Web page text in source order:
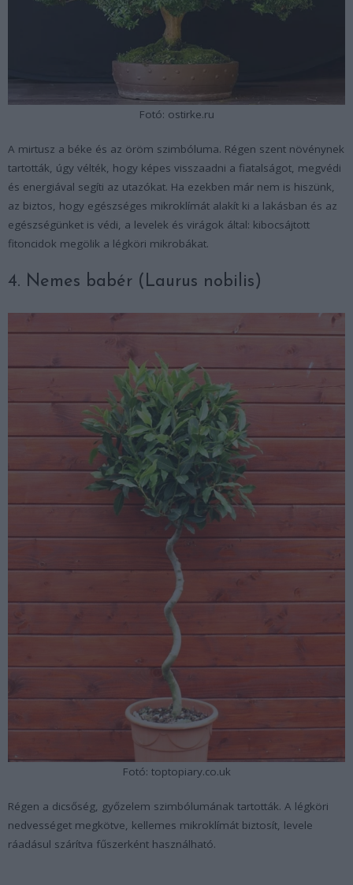
Fotó: ostirke.ru
A mirtusz a béke és az öröm szimbóluma. Régen szent növénynek
tartották, úgy vélték, hogy képes visszaadni a fiatalságot, megvédi
és energiával segíti az utazókat. Ha ezekben már nem is hiszünk,
az biztos, hogy egészséges mikroklímát alakít ki a lakásban és az
egészségünket is védi, a levelek és virágok által: kibocsájtott
fitoncidok megölik a légköri mikrobákat.
4. Nemes babér (Laurus nobilis)
Fotó: toptopiary.co.uk
Régen a dicsőség, győzelem szimbólumának tartották. A légköri
nedvességet megkötve, kellemes mikroklímát biztosít, levele
ráadásul szárítva fűszerként használható.